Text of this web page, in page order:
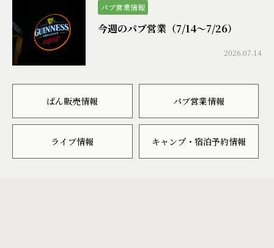
パブ営業情報
今週のパブ営業（7/14〜7/26）
2026.07.14
ぱん販売情報 パブ営業情報
ライブ情報 キャンプ・宿泊予約情報